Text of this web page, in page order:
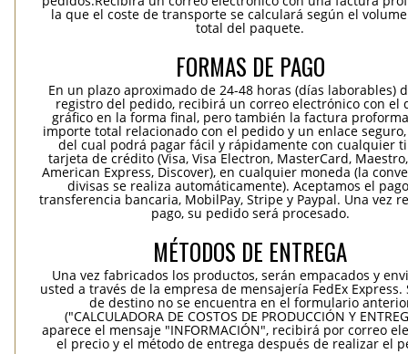
la que el coste de transporte se calculará según el
total del paquete.
FORMAS DE PAGO
En un plazo aproximado de 24-48 horas (días laborables)
registro del pedido, recibirá un correo electrónico con el
gráfico en la forma final, pero también la factura
importe total relacionado con el pedido y un enlace
del cual podrá pagar fácil y rápidamente con cualquier
tarjeta de crédito (Visa, Visa Electron, MasterCard,
American Express, Discover), en cualquier moneda (la
divisas se realiza automáticamente). Aceptamos el
transferencia bancaria, MobilPay, Stripe y Paypal. Una vez
pago, su pedido será procesado.
MÉTODOS DE ENTREGA
Una vez fabricados los productos, serán empacados y
usted a través de la empresa de mensajería FedEx Express.
de destino no se encuentra en el formulario
("CALCULADORA DE COSTOS DE PRODUCCIÓN Y
aparece el mensaje "INFORMACIÓN", recibirá por correo
el precio y el método de entrega después de realizar el